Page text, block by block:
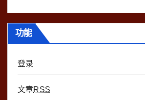
功能
登录
文章RSS